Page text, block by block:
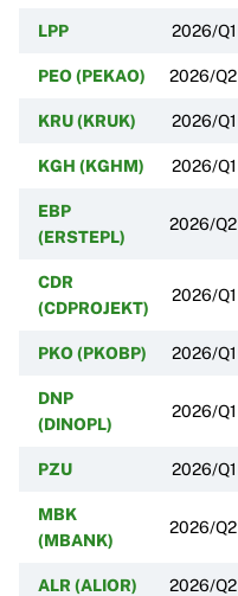
LPP 2026/Q1
PEO (PEKAO) 2026/Q2
KRU (KRUK) 2026/Q1
KGH (KGHM) 2026/Q1
EBP
(ERSTEPL)
2026/Q2
CDR
(CDPROJEKT)
2026/Q1
PKO (PKOBP) 2026/Q1
DNP
(DINOPL)
2026/Q1
PZU 2026/Q1
MBK
(MBANK)
2026/Q2
ALR (ALIOR) 2026/Q2